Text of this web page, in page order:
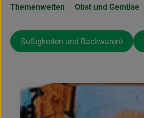
Themenwelten Obst und Gemüse
Süßigkeiten und Backwaren